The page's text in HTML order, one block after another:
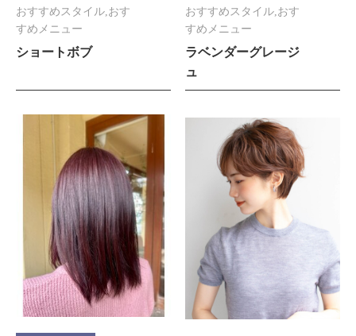
おすすめスタイル,おす
すめメニュー
ショートボブ
おすすめスタイル,おす
すめメニュー
ラベンダーグレージ
ュ